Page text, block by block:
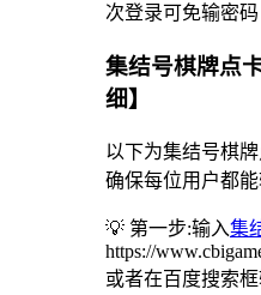
次登录可免输密码
集结号棋牌点
细】
以下为集结号棋
确保每位用户都
💡 第一步:输入集
https://
或者在百度搜索